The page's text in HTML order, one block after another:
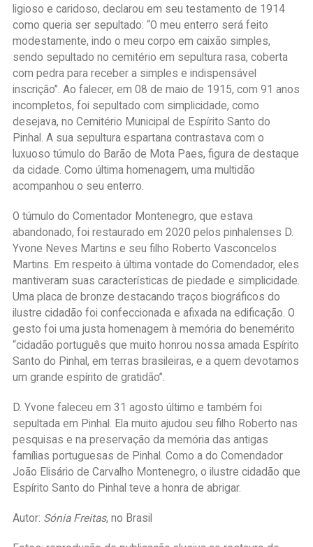
ligioso e caridoso, declarou em seu testamento de 1914
como queria ser sepultado: “O meu enterro será feito
modestamente, indo o meu corpo em caixão simples,
sendo sepultado no cemitério em sepultura rasa, coberta
com pedra para receber a simples e indispensável
inscrição”. Ao falecer, em 08 de maio de 1915, com 91 anos
incompletos, foi sepultado com simplicidade, como
desejava, no Cemitério Municipal de Espírito Santo do
Pinhal. A sua sepultura espartana contrastava com o
luxuoso túmulo do Barão de Mota Paes, figura de destaque
da cidade. Como última homenagem, uma multidão
acompanhou o seu enterro.
O túmulo do Comentador Montenegro, que estava
abandonado, foi restaurado em 2020 pelos pinhalenses D.
Yvone Neves Martins e seu filho Roberto Vasconcelos
Martins. Em respeito à última vontade do Comendador, eles
mantiveram suas características de piedade e simplicidade.
Uma placa de bronze destacando traços biográficos do
ilustre cidadão foi confeccionada e afixada na edificação. O
gesto foi uma justa homenagem à memória do benemérito
“cidadão português que muito honrou nossa amada Espírito
Santo do Pinhal, em terras brasileiras, e a quem devotamos
um grande espírito de gratidão”.
D. Yvone faleceu em 31 agosto último e também foi
sepultada em Pinhal. Ela muito ajudou seu filho Roberto nas
pesquisas e na preservação da memória das antigas
famílias portuguesas de Pinhal. Como a do Comendador
João Elisário de Carvalho Montenegro, o ilustre cidadão que
Espírito Santo do Pinhal teve a honra de abrigar.
Autor: Sónia Freitas, no Brasil